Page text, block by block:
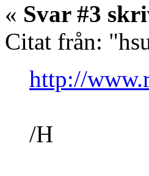
« Svar #3
Citat från:
http://
/H